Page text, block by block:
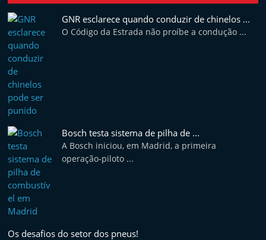
GNR esclarece quando conduzir de chinelos ...
O Código da Estrada não proíbe a condução ...
Bosch testa sistema de pilha de ...
A Bosch iniciou, em Madrid, a primeira
operação-piloto ...
Os desafios do setor dos pneus!